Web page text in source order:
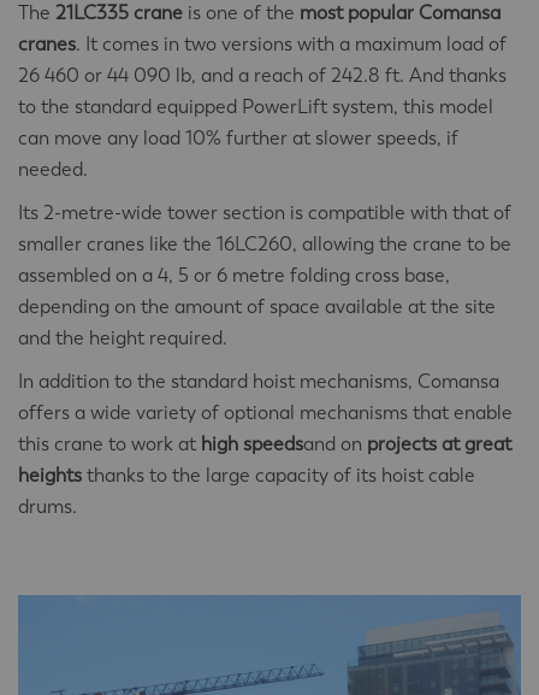
The 21LC335 crane is one of the most popular Comansa
cranes. It comes in two versions with a maximum load of
26 460 or 44 090 lb, and a reach of 242.8 ft. And thanks
to the standard equipped PowerLift system, this model
can move any load 10% further at slower speeds, if
needed.
Its 2-metre-wide tower section is compatible with that of
smaller cranes like the 16LC260, allowing the crane to be
assembled on a 4, 5 or 6 metre folding cross base,
depending on the amount of space available at the site
and the height required.
In addition to the standard hoist mechanisms, Comansa
offers a wide variety of optional mechanisms that enable
this crane to work at high speedsand on projects at great
heights thanks to the large capacity of its hoist cable
drums.